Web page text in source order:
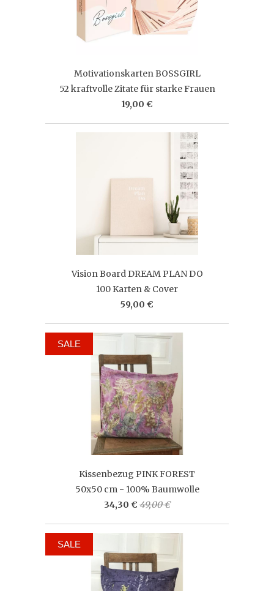
Motivationskarten BOSSGIRL
52 kraftvolle Zitate für starke Frauen
19,00 €
Vision Board DREAM PLAN DO
100 Karten & Cover
59,00 €
Kissenbezug PINK FOREST
50x50 cm - 100% Baumwolle
34,30 € 49,00 €
SALE
SALE